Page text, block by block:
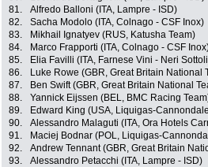
81.
Alfredo Balloni (ITA, Lampre - ISD)
82.
Sacha Modolo (ITA, Colnago - CSF Inox)
83.
Mikhail Ignatyev (RUS, Katusha Team)
84.
Marco Frapporti (ITA, Colnago - CSF
85.
Elia Favilli (ITA, Farnese Vini - Neri
86.
Luke Rowe (GBR, Great Britain National
87.
Ben Swift (GBR, Great Britain National
88.
Yannick Eijssen (BEL, BMC Racing
89.
Edward King (USA, Liquigas-
90.
Alessandro Malaguti (ITA, Ora Hotels
91.
Maciej Bodnar (POL, Liquigas-
92.
Andrew Tennant (GBR, Great Britain
93.
Alessandro Petacchi (ITA, Lampre - ISD)